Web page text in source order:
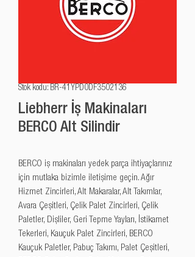
Stok kodu: BR-41YPD0DF3502136
Liebherr İş Makinaları
BERCO Alt Silindir
BERCO iş makinaları yedek parça ihtiyaçlarınız
için mutlaka bizimle iletişime geçin. Ağır
Hizmet Zincirleri, Alt Makaralar, Alt Takımlar,
Avara Çeşitleri, Çelik Palet Zincirleri, Çelik
Paletler, Dişliler, Geri Tepme Yayları, İstikamet
Tekerleri, Kauçuk Palet Zincirleri, BERCO
Kauçuk Paletler, Pabuç Takımı, Palet Çeşitleri,